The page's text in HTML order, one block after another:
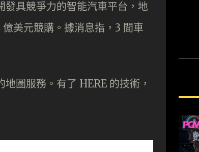
發具競爭力的智能汽車平台，地
美元競購。據消息指，3 間車
圖服務。有了 HERE 的技術，